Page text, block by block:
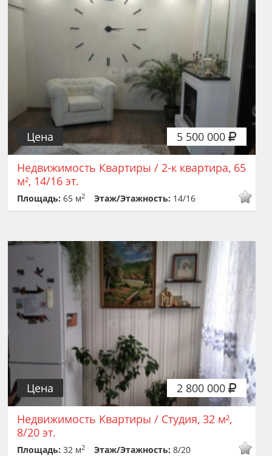
5 500 000
Цена
Недвижимость Квартиры / 2-к квартира, 65
м², 14/16 эт.
Площадь:65 м2 Этаж/Этажность: 14/16
2 800 000
Цена
Недвижимость Квартиры / Студия, 32 м²,
8/20 эт.
Площадь:32 м2 Этаж/Этажность:8/20